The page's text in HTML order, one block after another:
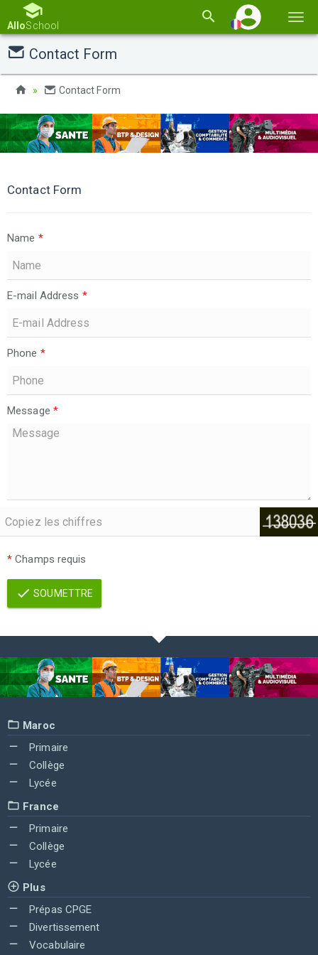
la
AlloSchool
Contact Form
Contact Form
Contact Form
Name *
E-mail Address *
Phone *
Message *
* Champs requis
SOUMETTRE
Maroc
Primaire
Collège
Lycée
France
Primaire
Collège
Lycée
Plus
Prépas CPGE
Divertissement
Vocabulaire